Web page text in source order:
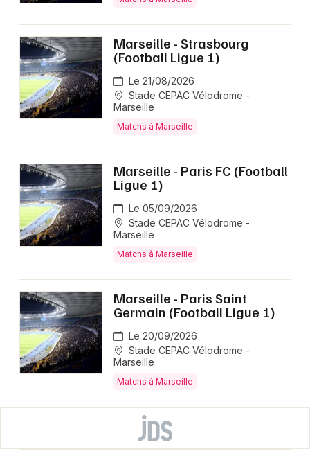
Marseille - Strasbourg
(Football Ligue 1)
Le 21/08/2026
Stade CEPAC Vélodrome -
Marseille
Matchs à Marseille
Marseille - Paris FC (Football
Ligue 1)
Le 05/09/2026
Stade CEPAC Vélodrome -
Marseille
Matchs à Marseille
Marseille - Paris Saint
Germain (Football Ligue 1)
Le 20/09/2026
Stade CEPAC Vélodrome -
Marseille
Matchs à Marseille